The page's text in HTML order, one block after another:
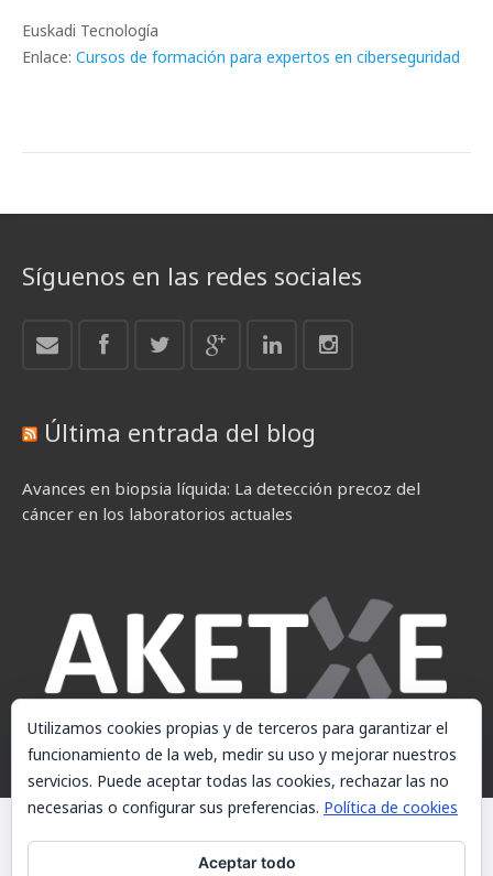
Euskadi Tecnología
Enlace: Cursos de formación para expertos en ciberseguridad
Síguenos en las redes sociales
Última entrada del blog
Avances en biopsia líquida: La detección precoz del
cáncer en los laboratorios actuales
© AKETXE Consulting, S.L. - Este sitio web utiliza cookies, consulte
nuestra Política de cookies.
Utilizamos cookies propias y de terceros para garantizar el
funcionamiento de la web, medir su uso y mejorar nuestros
servicios. Puede aceptar todas las cookies, rechazar las no
necesarias o configurar sus preferencias. Política de cookies
Aceptar todo